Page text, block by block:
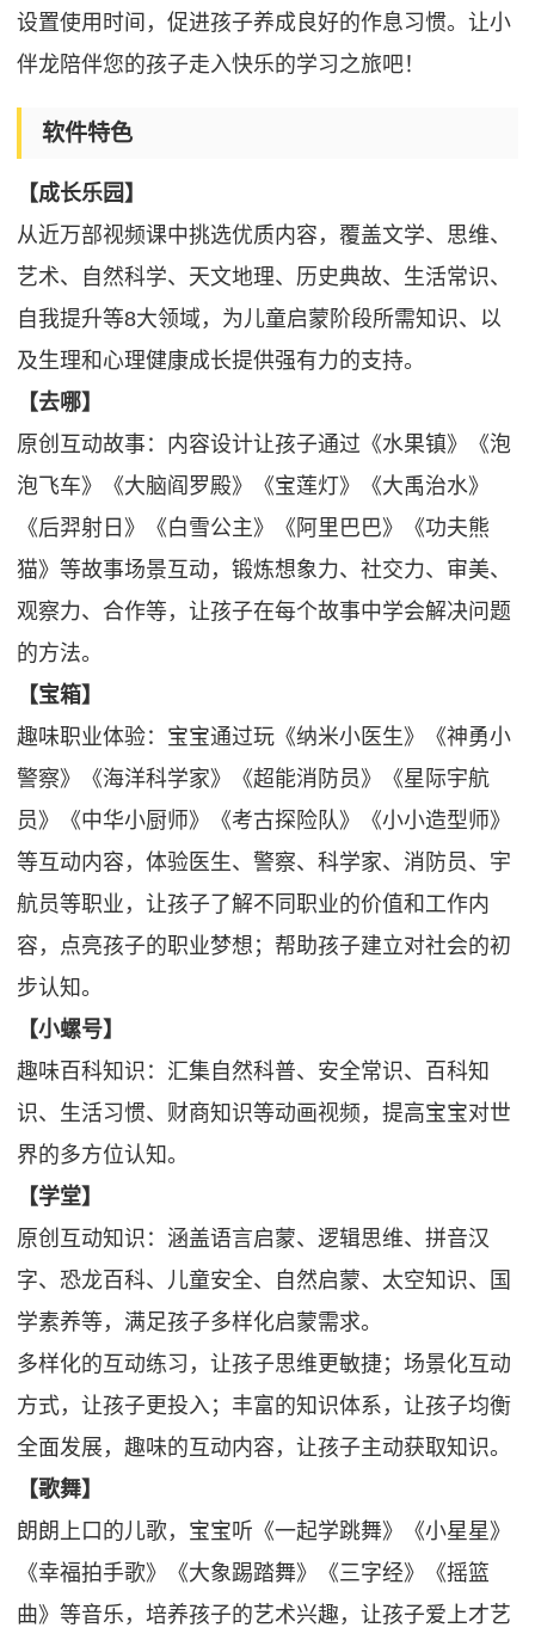
设置使用时间，促进孩子养成良好的作息习惯。让小
伴龙陪伴您的孩子走入快乐的学习之旅吧！
软件特色
【成长乐园】
从近万部视频课中挑选优质内容，覆盖文学、思维、
艺术、自然科学、天文地理、历史典故、生活常识、
自我提升等8大领域，为儿童启蒙阶段所需知识、以
及生理和心理健康成长提供强有力的支持。
【去哪】
原创互动故事：内容设计让孩子通过《水果镇》《泡
泡飞车》《大脑阎罗殿》《宝莲灯》《大禹治水》
《后羿射日》《白雪公主》《阿里巴巴》《功夫熊
猫》等故事场景互动，锻炼想象力、社交力、审美、
观察力、合作等，让孩子在每个故事中学会解决问题
的方法。
【宝箱】
趣味职业体验：宝宝通过玩《纳米小医生》《神勇小
警察》《海洋科学家》《超能消防员》《星际宇航
员》《中华小厨师》《考古探险队》《小小造型师》
等互动内容，体验医生、警察、科学家、消防员、宇
航员等职业，让孩子了解不同职业的价值和工作内
容，点亮孩子的职业梦想；帮助孩子建立对社会的初
步认知。
【小螺号】
趣味百科知识：汇集自然科普、安全常识、百科知
识、生活习惯、财商知识等动画视频，提高宝宝对世
界的多方位认知。
【学堂】
原创互动知识：涵盖语言启蒙、逻辑思维、拼音汉
字、恐龙百科、儿童安全、自然启蒙、太空知识、国
学素养等，满足孩子多样化启蒙需求。
多样化的互动练习，让孩子思维更敏捷；场景化互动
方式，让孩子更投入；丰富的知识体系，让孩子均衡
全面发展，趣味的互动内容，让孩子主动获取知识。
【歌舞】
朗朗上口的儿歌，宝宝听《一起学跳舞》《小星星》
《幸福拍手歌》《大象踢踏舞》《三字经》《摇篮
曲》等音乐，培养孩子的艺术兴趣，让孩子爱上才艺